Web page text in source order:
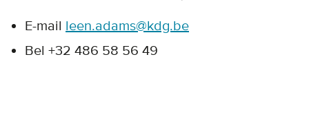
E-mail leen.adams@kdg.be
Bel +32 486 58 56 49